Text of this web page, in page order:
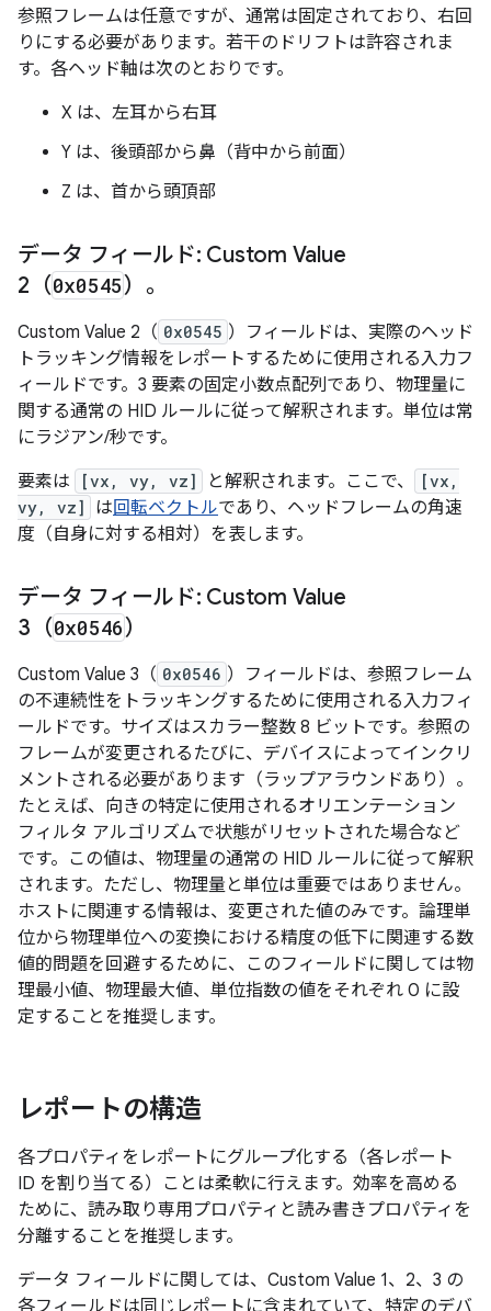
参照フレームは任意ですが、通常は固定されており、右回
りにする必要があります。若干のドリフトは許容されま
す。各ヘッド軸は次のとおりです。
X は、左耳から右耳
Y は、後頭部から鼻（背中から前面）
Z は、首から頭頂部
データ フィールド: Custom Value
2（0x0545）。
Custom Value 2（ 0x0545 ）フィールドは、実際のヘッド
トラッキング情報をレポートするために使用される入力フ
ィールドです。3 要素の固定小数点配列であり、物理量に
関する通常の HID ルールに従って解釈されます。単位は常
にラジアン/秒です。
要素は
[vx, vy, vz] と解釈されます。ここで、
[vx,
vy, vz]
は回転ベクトルであり、ヘッドフレームの角速
度（自身に対する相対）を表します。
データ フィールド: Custom Value
3（0x0546）
Custom Value 3（ 0x0546 ）フィールドは、参照フレーム
の不連続性をトラッキングするために使用される入力フィ
ールドです。サイズはスカラー整数 8 ビットです。参照の
フレームが変更されるたびに、デバイスによってインクリ
メントされる必要があります（ラップアラウンドあり）。
たとえば、向きの特定に使用されるオリエンテーション
フィルタ アルゴリズムで状態がリセットされた場合など
です。この値は、物理量の通常の HID ルールに従って解釈
されます。ただし、物理量と単位は重要ではありません。
ホストに関連する情報は、変更された値のみです。論理単
位から物理単位への変換における精度の低下に関連する数
値的問題を回避するために、このフィールドに関しては物
理最小値、物理最大値、単位指数の値をそれぞれ 0 に設
定することを推奨します。
レポートの構造
各プロパティをレポートにグループ化する（各レポート
ID を割り当てる）ことは柔軟に行えます。効率を高める
ために、読み取り専用プロパティと読み書きプロパティを
分離することを推奨します。
データ フィールドに関しては、Custom Value 1、2、3 の
各フィールドは同じレポートに含まれていて、特定のデバ